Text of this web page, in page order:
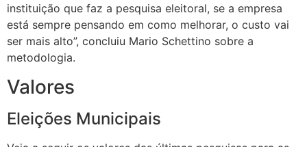
instituição que faz a pesquisa eleitoral, se a empresa
está sempre pensando em como melhorar, o custo vai
ser mais alto”, concluiu Mario Schettino sobre a
metodologia.
Valores
Eleições Municipais